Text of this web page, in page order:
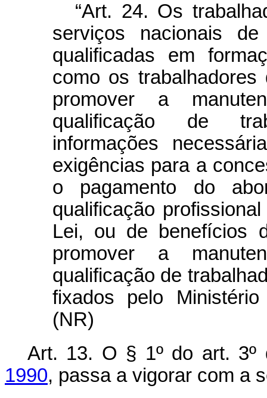
“Art. 24. Os
serviços nacionais
qualificadas em
como os
promover a
qualificação de
informações
exigências para a
o pagamento do
qualificação
Lei, ou de benefícios
promover a
qualificação de
fixados pelo
(NR)
Art. 13. O § 1º do art.
1990, passa a vigorar com a